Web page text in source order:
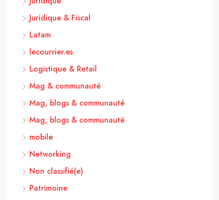
Juridique & Fiscal
Latam
lecourrier.es
Logistique & Retail
Mag & communauté
Mag, blogs & communauté
Mag, blogs & communauté
mobile
Networking
Non classifié(e)
Patrimoine